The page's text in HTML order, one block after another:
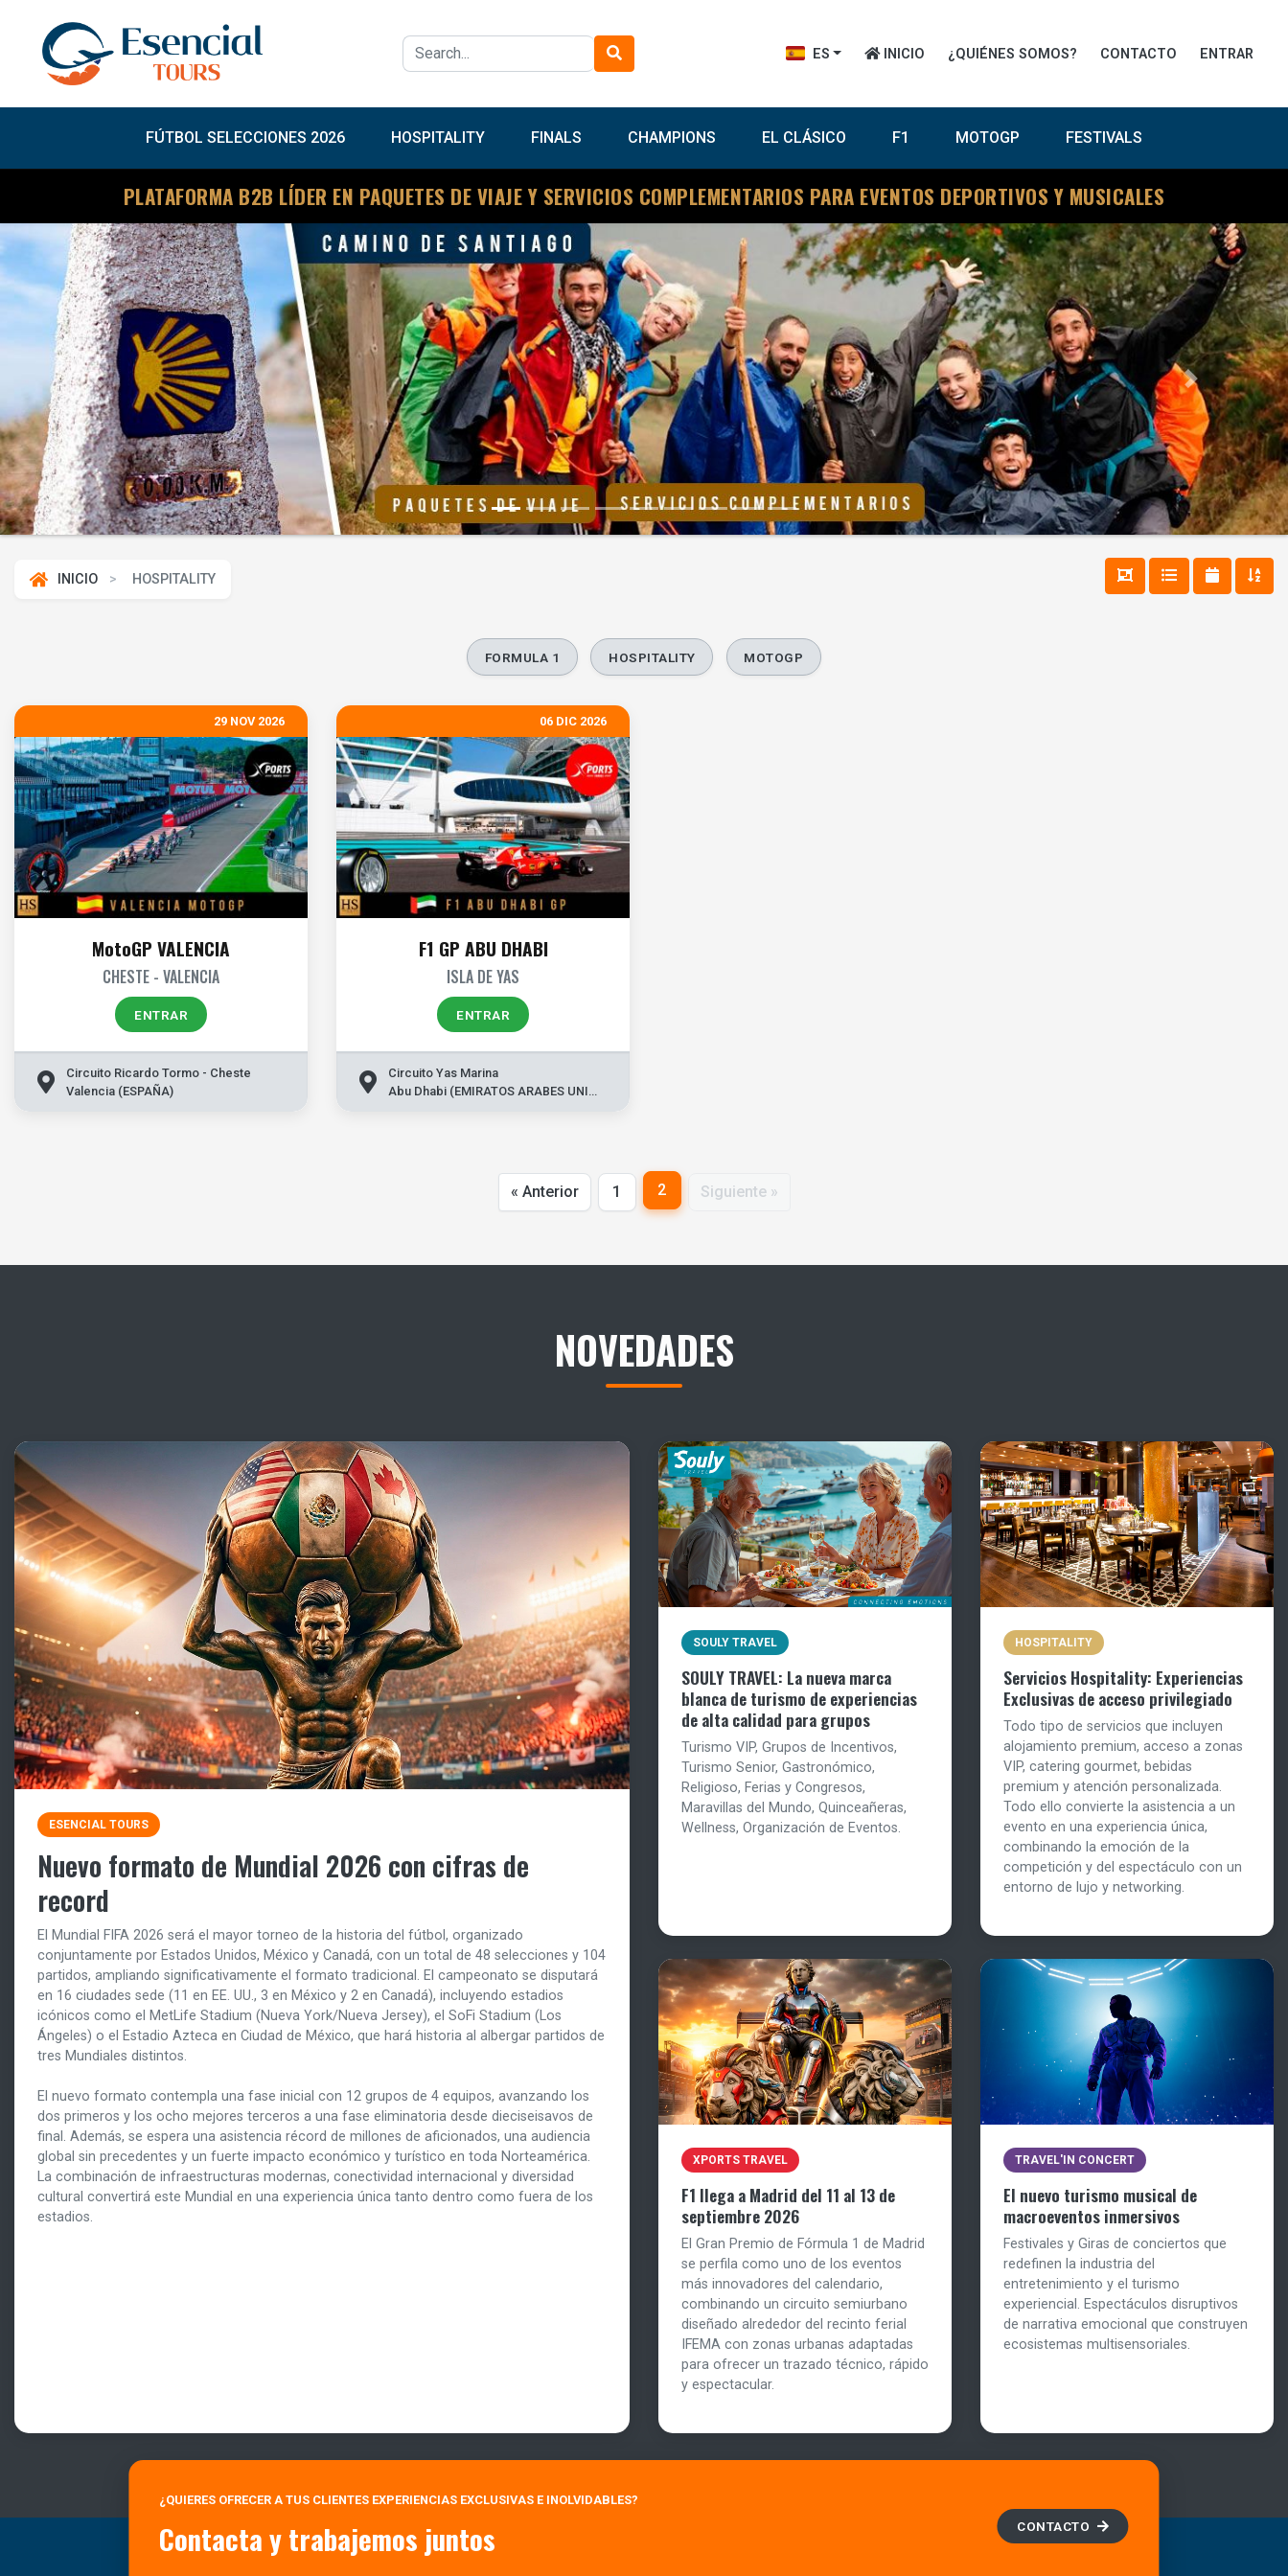
ES INICIO ¿QUIÉNES SOMOS? CONTACTO ENTRAR
FÚTBOL SELECCIONES 2026 HOSPITALITY FINALS CHAMPIONS EL CLÁSICO F1 MOTOGP FESTIVALS
PLATAFORMA B2B LÍDER EN PAQUETES DE VIAJE Y SERVICIOS COMPLEMENTARIOS PARA EVENTOS DEPORTIVOS Y MUSICALES
Previous Next
INICIO HOSPITALITY
FORMULA 1 HOSPITALITY MOTOGP
29 NOV 2026
MotoGP VALENCIA
CHESTE - VALENCIA
ENTRAR
Circuito Ricardo Tormo - Cheste
Valencia (ESPAÑA)
06 DIC 2026
F1 GP ABU DHABI
ISLA DE YAS
ENTRAR
Circuito Yas Marina
Abu Dhabi (EMIRATOS ARABES UNIDOS)
« Anterior 1 2 Siguiente »
NOVEDADES
ESENCIAL TOURS
Nuevo formato de Mundial 2026 con cifras de
record
El Mundial FIFA 2026 será el mayor torneo de la historia del fútbol, organizado
conjuntamente por Estados Unidos, México y Canadá, con un total de 48 selecciones y 104
partidos, ampliando significativamente el formato tradicional. El campeonato se disputará
en 16 ciudades sede (11 en EE. UU., 3 en México y 2 en Canadá), incluyendo estadios
icónicos como el MetLife Stadium (Nueva York/Nueva Jersey), el SoFi Stadium (Los
Ángeles) o el Estadio Azteca en Ciudad de México, que hará historia al albergar partidos de
tres Mundiales distintos.
El nuevo formato contempla una fase inicial con 12 grupos de 4 equipos, avanzando los
dos primeros y los ocho mejores terceros a una fase eliminatoria desde dieciseisavos de
final. Además, se espera una asistencia récord de millones de aficionados, una audiencia
global sin precedentes y un fuerte impacto económico y turístico en toda Norteamérica.
La combinación de infraestructuras modernas, conectividad internacional y diversidad
cultural convertirá este Mundial en una experiencia única tanto dentro como fuera de los
estadios.
SOULY TRAVEL
SOULY TRAVEL: La nueva marca
blanca de turismo de experiencias
de alta calidad para grupos
Turismo VIP, Grupos de Incentivos,
Turismo Senior, Gastronómico,
Religioso, Ferias y Congresos,
Maravillas del Mundo, Quinceañeras,
Wellness, Organización de Eventos.
HOSPITALITY
Servicios Hospitality: Experiencias
Exclusivas de acceso privilegiado
Todo tipo de servicios que incluyen
alojamiento premium, acceso a zonas
VIP, catering gourmet, bebidas
premium y atención personalizada.
Todo ello convierte la asistencia a un
evento en una experiencia única,
combinando la emoción de la
competición y del espectáculo con un
entorno de lujo y networking.
XPORTS TRAVEL
F1 llega a Madrid del 11 al 13 de
septiembre 2026
El Gran Premio de Fórmula 1 de Madrid
se perfila como uno de los eventos
más innovadores del calendario,
combinando un circuito semiurbano
diseñado alrededor del recinto ferial
IFEMA con zonas urbanas adaptadas
para ofrecer un trazado técnico, rápido
y espectacular.
TRAVEL'IN CONCERT
El nuevo turismo musical de
macroeventos inmersivos
Festivales y Giras de conciertos que
redefinen la industria del
entretenimiento y el turismo
experiencial. Espectáculos disruptivos
de narrativa emocional que construyen
ecosistemas multisensoriales.
¿QUIERES OFRECER A TUS CLIENTES EXPERIENCIAS EXCLUSIVAS E INOLVIDABLES?
Contacta y trabajemos juntos CONTACTO